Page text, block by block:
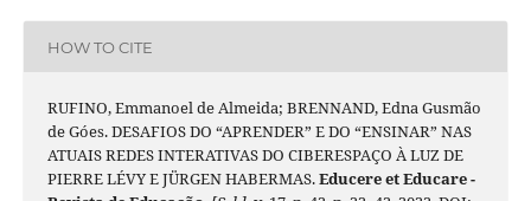
HOW TO CITE
RUFINO, Emmanoel de Almeida; BRENNAND, Edna Gusmão
de Góes. DESAFIOS DO “APRENDER” E DO “ENSINAR” NAS
ATUAIS REDES INTERATIVAS DO CIBERESPAÇO À LUZ DE
PIERRE LÉVY E JÜRGEN HABERMAS.Educere et Educare -